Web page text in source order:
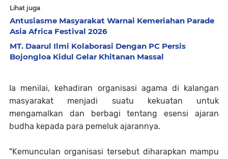
Lihat juga
Antusiasme Masyarakat Warnai Kemeriahan Parade
Asia Africa Festival 2026
MT. Daarul Ilmi Kolaborasi Dengan PC Persis
Bojongloa Kidul Gelar Khitanan Massal
Ia menilai, kehadiran organisasi agama di kalangan
masyarakat menjadi suatu kekuatan untuk
mengamalkan dan berbagi tentang esensi ajaran
budha kepada para pemeluk ajarannya.
"Kemunculan organisasi tersebut diharapkan mampu